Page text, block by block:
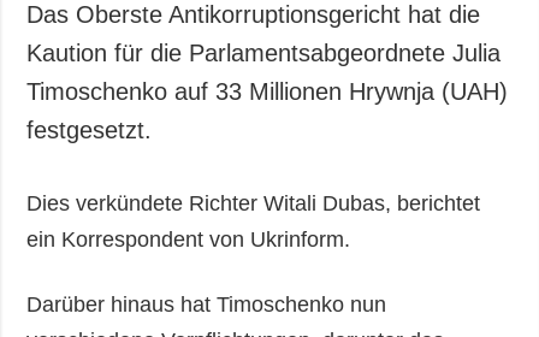
Das Oberste Antikorruptionsgericht hat die
Kaution für die Parlamentsabgeordnete Julia
Timoschenko auf 33 Millionen Hrywnja (UAH)
festgesetzt.
Dies verkündete Richter Witali Dubas, berichtet
ein Korrespondent von Ukrinform.
Darüber hinaus hat Timoschenko nun